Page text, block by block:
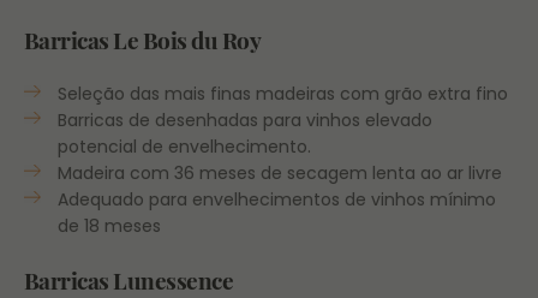
Barricas Le Bois du Roy
Seleção das mais finas madeiras com grão extra fino
Barricas de desenhadas para vinhos elevado
potencial de envelhecimento.
Madeira com 36 meses de secagem lenta ao ar livre
Adequado para envelhecimentos de vinhos mínimo
de 18 meses
Barricas Lunessence